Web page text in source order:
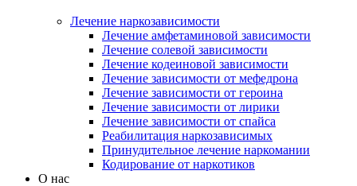
Лечение наркозависимости
Лечение амфетаминовой зависимости
Лечение солевой зависимости
Лечение кодеиновой зависимости
Лечение зависимости от мефедрона
Лечение зависимости от героина
Лечение зависимости от лирики
Лечение зависимости от спайса
Реабилитация наркозависимых
Принудительное лечение наркомании
Кодирование от наркотиков
О нас